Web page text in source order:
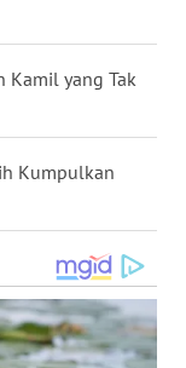
Kamil yang Tak
Kumpulkan